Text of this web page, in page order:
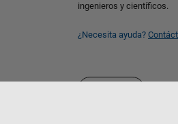
ingenieros y científicos.
¿Necesita ayuda?